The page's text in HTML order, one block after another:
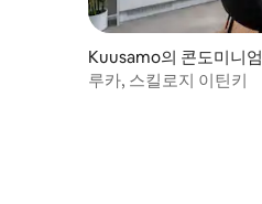
Kuusamo의 콘도미니엄
루카, 스킬로지 이틴키